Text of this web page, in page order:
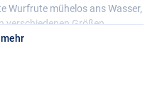
Wurfrute mühelos ans Wasser,
verschiedenen Größen
vor Regen, Stößen und